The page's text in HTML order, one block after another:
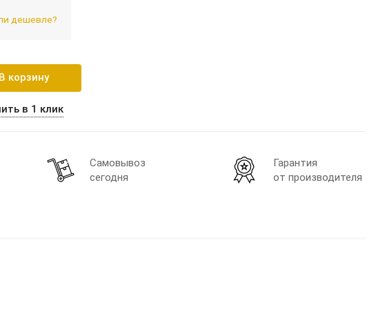
дешевле?
В корзину
в 1 клик
Самовывоз
сегодня
Гарантия
от производителя